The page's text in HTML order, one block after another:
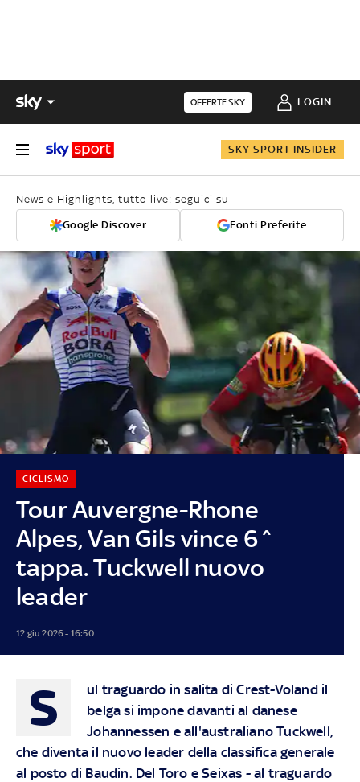
OFFERTE SKY LOGIN
SKY SPORT INSIDER
News e Highlights, tutto live: seguici su
Google Discover Fonti Preferite
Tour Auvergne-Rhone
Alpes, Van Gils vince 6^
tappa. Tuckwell nuovo
leader
CICLISMO
12 giu 2026 - 16:50
S
ul traguardo in salita di Crest-Voland il
belga si impone davanti al danese
Johannessen e all'australiano Tuckwell,
che diventa il nuovo leader della classifica generale
al posto di Baudin. Del Toro e Seixas - al traguardo